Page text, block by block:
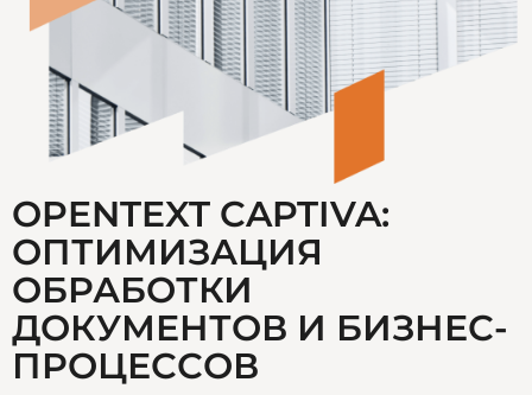
OPENTEXT CAPTIVA:
ОПТИМИЗАЦИЯ
ОБРАБОТКИ
ДОКУМЕНТОВ И БИЗНЕС-
ПРОЦЕССОВ